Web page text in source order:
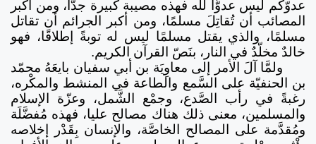
عدوّكم ليس عدوًّا لله فهذه مصيبة كبيرة جدًّا، ومن أكبر
المصائب أن تُقاتِلَ مسلمًا، ومن أكبر الجرائم أن تقاتل
مسلمًا، والذي يقتل مسلمًا ليس له توبةً إطلاقًا، فهو
خالدٌ مخلّدٌ في النار، بنَصّ القرآن الكريم.
ولمَّا آلَ الأمر إلى معاوِيَة بن أبي سفيان بايعَهُ محمّد
بن الحنفيّة على السَّمع والطاعة في المنشط والمكْره،
رغبةً في رأب الصَّدع، وجمْع الشَّمل، وعزّة الإسلام
والمسلمين، معنى ذلك هناك مصالح عليا، فهذه مُفضَّلَة
ومُقدَّمة على المصالح الخاصَّة، والإنسان بِقَدْر إخلاصه